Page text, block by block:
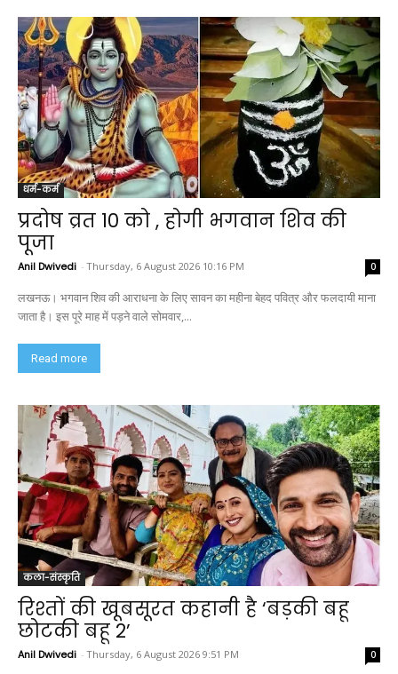
धर्म-कर्म
प्रदोष व्रत 10 को , होगी भगवान शिव की
पूजा
Anil Dwivedi - Thursday, 6 August 2026 10:16 PM 0
लखनऊ। भगवान शिव की आराधना के लिए सावन का महीना बेहद पवित्र और फलदायी माना
जाता है। इस पूरे माह में पड़ने वाले सोमवार,...
Read more
कला-संस्कृति
रिश्तों की खूबसूरत कहानी है ‘बड़की बहू
छोटकी बहू 2’
Anil Dwivedi - Thursday, 6 August 2026 9:51 PM 0